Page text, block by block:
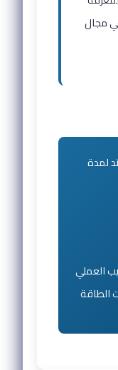
مجال
لمدة
العملي
الطاقة